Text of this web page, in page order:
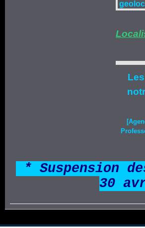
* Suspension
30